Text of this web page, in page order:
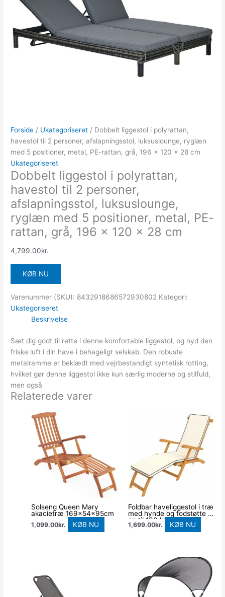
Forside / Ukategoriseret / Dobbelt liggestol i polyrattan,
havestol til 2 personer, afslapningsstol, luksuslounge, ryglæn
med 5 positioner, metal, PE-rattan, grå, 196 x 120 x 28 cm
Ukategoriseret
Dobbelt liggestol i polyrattan,
havestol til 2 personer,
afslapningsstol, luksuslounge,
ryglæn med 5 positioner, metal, PE-
rattan, grå, 196 x 120 x 28 cm
4,799.00kr.
KØB NU
Varenummer (SKU): 8432918686572930802 Kategori:
Ukategoriseret
Beskrivelse
Sæt dig godt til rette i denne komfortable liggestol, og nyd den
friske luft i din have i behageligt selskab. Den robuste
metalramme er beklædt med vejrbestandigt syntetisk rotting,
hvilket gør denne liggestol ikke kun særlig moderne og stilfuld,
men også
Relaterede varer
Solseng Queen Mary
akacietræ 169x54x95cm
1,099.00kr. KØB NU
Foldbar haveliggestol i træ
med hynde og fodstøtte –
op til 160 kg
1,699.00kr. KØB NU